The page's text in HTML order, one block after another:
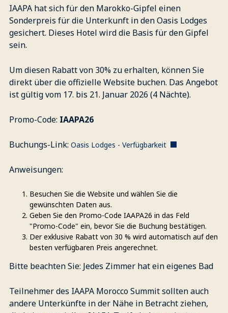
IAAPA hat sich für den Marokko-Gipfel einen
Sonderpreis für die Unterkunft in den Oasis Lodges
gesichert. Dieses Hotel wird die Basis für den Gipfel
sein.
Um diesen Rabatt von 30% zu erhalten, können Sie
direkt über die offizielle Website buchen. Das Angebot
ist gültig vom 17. bis 21. Januar 2026 (4 Nächte).
Promo-Code: IAAPA26
Buchungs-Link: Oasis Lodges - Verfügbarkeit
Anweisungen:
Besuchen Sie die Website und wählen Sie die
gewünschten Daten aus.
Geben Sie den Promo-Code IAAPA26 in das Feld
"Promo-Code" ein, bevor Sie die Buchung bestätigen.
Der exklusive Rabatt von 30 % wird automatisch auf den
besten verfügbaren Preis angerechnet.
Bitte beachten Sie: Jedes Zimmer hat ein eigenes Bad
Teilnehmer des IAAPA Morocco Summit sollten auch
andere Unterkünfte in der Nähe in Betracht ziehen,